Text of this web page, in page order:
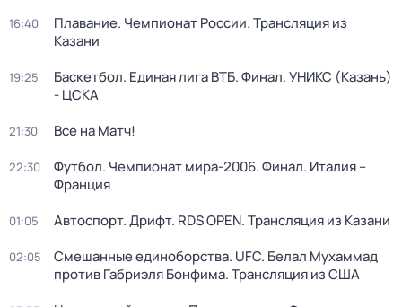
16:40
Плавание. Чемпионат России. Трансляция из
Казани
19:25
Баскетбол. Единая лига ВТБ. Финал. УНИКС (Казань)
- ЦСКА
21:30 Все на Матч!
22:30
Футбол. Чемпионат мира-2006. Финал. Италия –
Франция
01:05 Автоспорт. Дрифт. RDS OPEN. Трансляция из Казани
02:05
Смешанные единоборства. UFC. Белал Мухаммад
против Габриэля Бонфима. Трансляция из США